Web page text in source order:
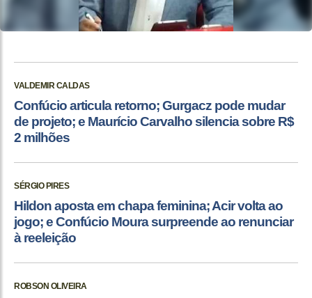
VALDEMIR CALDAS
Confúcio articula retorno; Gurgacz pode mudar
de projeto; e Maurício Carvalho silencia sobre R$
2 milhões
SÉRGIO PIRES
Hildon aposta em chapa feminina; Acir volta ao
jogo; e Confúcio Moura surpreende ao renunciar
à reeleição
ROBSON OLIVEIRA